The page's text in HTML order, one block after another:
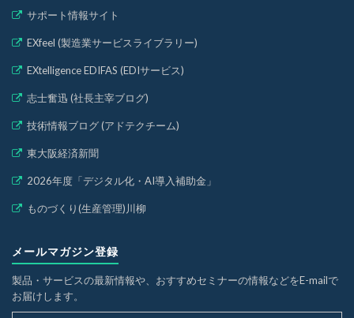
サポート情報サイト
EXfeel (製造業サービスライブラリー)
EXtelligence EDIFAS (EDIサービス)
志士奮迅 (社長主宰ブログ)
技術情報ブログ (アドテクチーム)
東大阪経済新聞
2026年度「デジタル化・AI導入補助金」
ものづくり(生産管理)川柳
メールマガジン登録
製品・サービスの最新情報や、おすすめセミナーの情報などをE-mailで
お届けします。